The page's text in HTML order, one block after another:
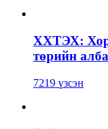
ХХТЭХ:
төрийн
7219 үзсэн